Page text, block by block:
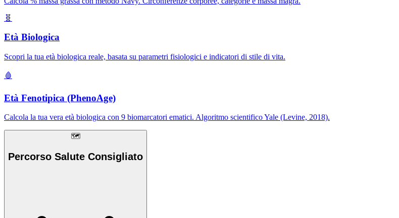
🧬
Età Biologica
Scopri la tua età biologica reale, basata su parametri fisiologici e indicatori di stile di vita.
🩸
Età Fenotipica (PhenoAge)
Calcola la tua vera età biologica con 9 biomarcatori ematici. Algoritmo scientifico Yale (Levine, 2018).
🗺️
Percorso Salute Consigliato